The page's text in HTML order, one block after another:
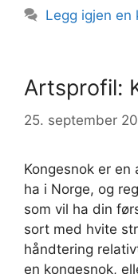
Legg igjen en
Artsprofil:
25. september
Kongesnok er en
ha i Norge, og
som vil ha din
sort med hvite
håndtering
en kongesnok,